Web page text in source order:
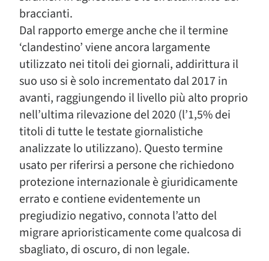
braccianti.
Dal rapporto emerge anche che il termine
‘clandestino’ viene ancora largamente
utilizzato nei titoli dei giornali, addirittura il
suo uso si è solo incrementato dal 2017 in
avanti, raggiungendo il livello più alto proprio
nell’ultima rilevazione del 2020 (l’1,5% dei
titoli di tutte le testate giornalistiche
analizzate lo utilizzano). Questo termine
usato per riferirsi a persone che richiedono
protezione internazionale è giuridicamente
errato e contiene evidentemente un
pregiudizio negativo, connota l’atto del
migrare aprioristicamente come qualcosa di
sbagliato, di oscuro, di non legale.